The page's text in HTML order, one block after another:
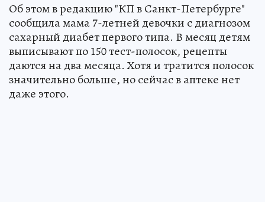
Об этом в редакцию "КП в Санкт-Петербурге"
сообщила мама 7-летней девочки с диагнозом
сахарный диабет первого типа. В месяц детям
выписывают по 150 тест-полосок, рецепты
даются на два месяца. Хотя и тратится полосок
значительно больше, но сейчас в аптеке нет
даже этого.